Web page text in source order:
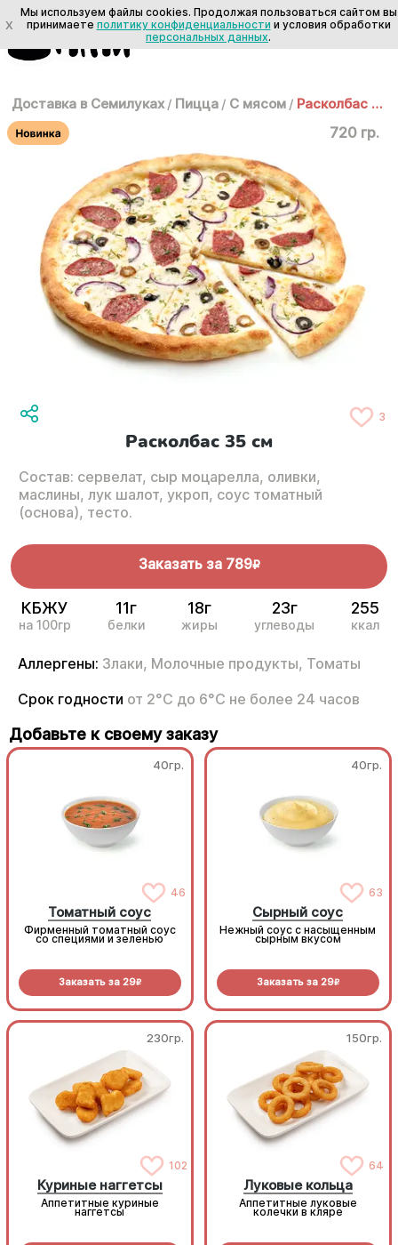
Доставка в Семилуках / Пицца / С мясом / Расколбас 35 см
720 гр.
3
Расколбас 35 см
Состав: сервелат, сыр моцарелла, оливки,
маслины, лук шалот, укроп, соус томатный
(основа), тесто.
Заказать за 789R
КБЖУ
на 100гр
11г
белки
18г
жиры
23г
углеводы
255
ккал
Аллергены: Злаки, Молочные продукты, Томаты
Срок годности от 2°С до 6°С не более 24 часов
Добавьте к своему заказу
40гр.
46
Томатный соус
Фирменный томатный соус
со специями и зеленью
Заказать за 29R
40гр.
63
Сырный соус
Нежный соус с насыщенным
сырным вкусом
Заказать за 29R
230гр.
102
Куриные наггетсы
Аппетитные куриные
наггетсы
150гр.
64
Луковые кольца
Аппетитные луковые
колечки в кляре
X
Мы используем файлы cookies. Продолжая пользоваться сайтом вы
принимаете политику конфиденциальности и условия обработки
персональных данных.